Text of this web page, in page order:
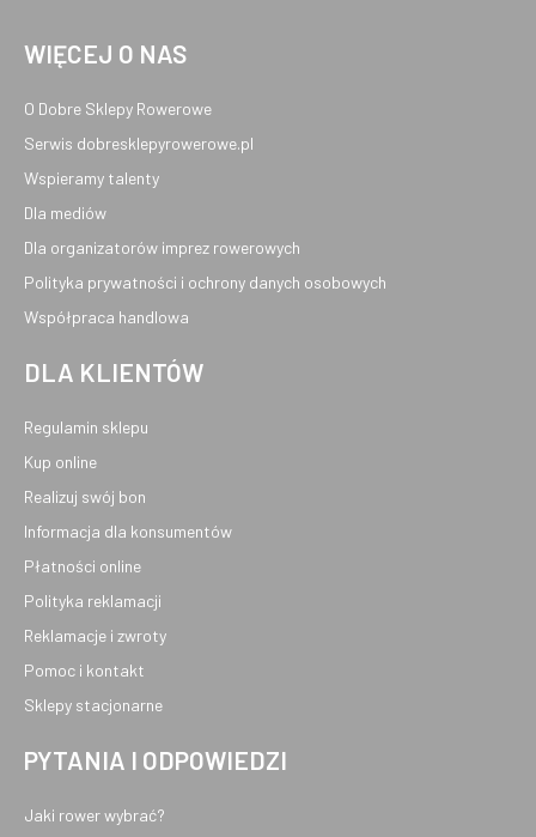
WIĘCEJ O NAS
O Dobre Sklepy Rowerowe
Serwis dobresklepyrowerowe.pl
Wspieramy talenty
Dla mediów
Dla organizatorów imprez rowerowych
Polityka prywatności i ochrony danych osobowych
Współpraca handlowa
DLA KLIENTÓW
Regulamin sklepu
Kup online
Realizuj swój bon
Informacja dla konsumentów
Płatności online
Polityka reklamacji
Reklamacje i zwroty
Pomoc i kontakt
Sklepy stacjonarne
PYTANIA I ODPOWIEDZI
Jaki rower wybrać?